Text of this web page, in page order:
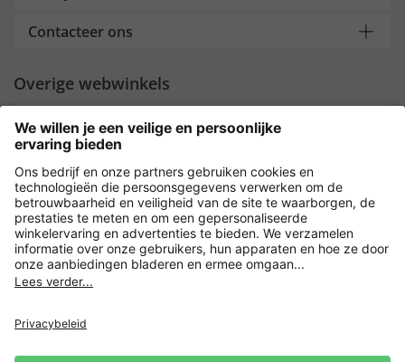
Contacteer ons
Overige webwinkels
Nederland
Payment and Delivery
Versleuteling met